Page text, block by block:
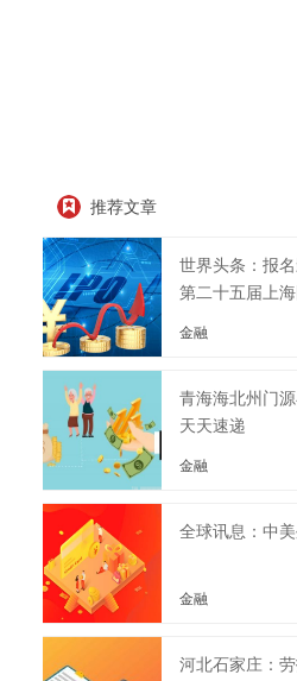
推荐文章
世界头条：报
第二十五届上海
金融
青海海北州门
天天速递
金融
全球讯息：中
金融
河北石家庄：